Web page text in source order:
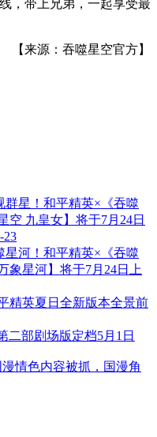
，带上兄弟，一起享受最
【来源：吞噬星空官方】
群星！和平精英×《吞噬
空 九皇女】将于7月24日
23
星河！和平精英×《吞噬
象星河】将于7月24日上
精英夏日全新版本全景前
二部剧场版定档5月1日
情色内容被抓，国漫角